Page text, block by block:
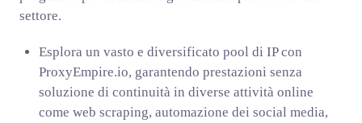
settore.
Esplora un vasto e diversificato pool di IP con
ProxyEmpire.io, garantendo prestazioni senza
soluzione di continuità in diverse attività online
come web scraping, automazione dei social media,